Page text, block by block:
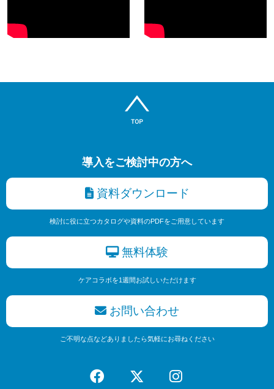
導入をご検討中の方へ
資料ダウンロード
検討に役に立つカタログや資料のPDFをご用意しています
無料体験
ケアコラボを1週間お試しいただけます
お問い合わせ
ご不明な点などありましたら気軽にお尋ねください